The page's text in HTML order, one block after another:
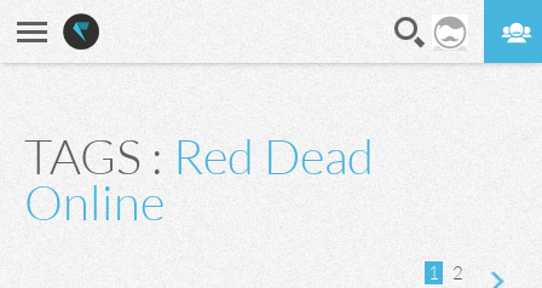
TAGS : Red Dead
Online
1 2
suivante